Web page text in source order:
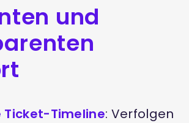
und
Ticket-Timeline: Verfolgen